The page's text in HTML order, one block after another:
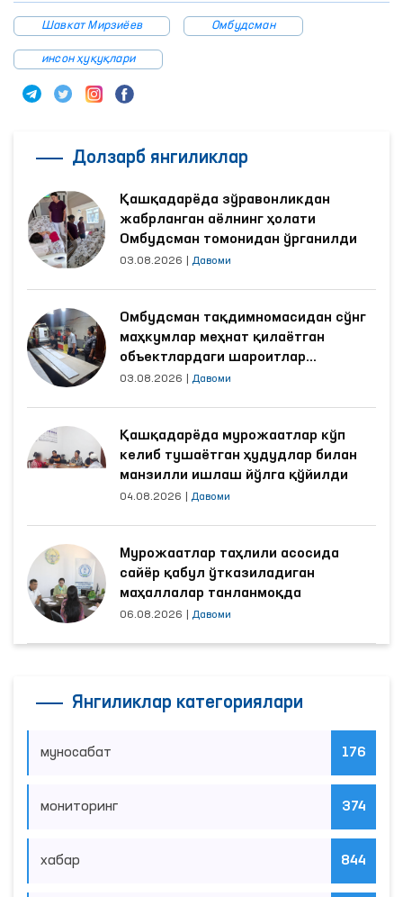
Шавкат Мирзиёев Омбудсман
инсон ҳуқуқлари
Долзарб янгиликлар
Қашқадарёда зўравонликдан
жабрланган аёлнинг ҳолати
Омбудсман томонидан ўрганилди
03.08.2026 Давоми
Омбудсман тақдимномасидан сўнг
маҳкумлар меҳнат қилаётган
объектлардаги шароитлар
яхшиланди
03.08.2026 Давоми
Қашқадарёда мурожаатлар кўп
келиб тушаётган ҳудудлар билан
манзилли ишлаш йўлга қўйилди
04.08.2026 Давоми
Мурожаатлар таҳлили асосида
сайёр қабул ўтказиладиган
маҳаллалар танланмоқда
06.08.2026 Давоми
Янгиликлар категориялари
муносабат 176
мониторинг 374
хабар 844